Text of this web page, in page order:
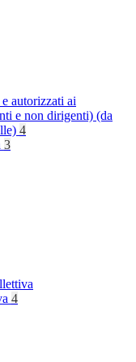
autorizzati ai
e non dirigenti) (da
4
3
4